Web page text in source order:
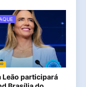
Leão participará